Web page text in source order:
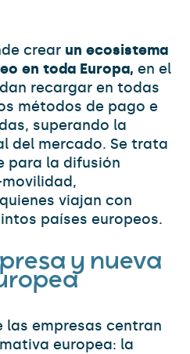
crear un ecosistema
en toda Europa, en el
recargar en todas
métodos de pago e
superando la
del mercado. Se trata
para la difusión
viajan con
países europeos.
y nueva
las empresas centran
europea: la